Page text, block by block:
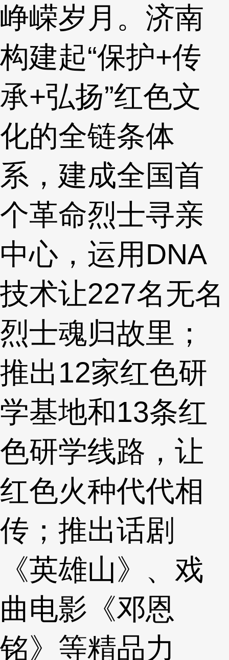
峥嵘岁月。济南
构建起“保护+传
承+弘扬”红色文
化的全链条体
系，建成全国首
个革命烈士寻亲
中心，运用DNA
技术让227名无名
烈士魂归故里；
推出12家红色研
学基地和13条红
色研学线路，让
红色火种代代相
传；推出话剧
《英雄山》、戏
曲电影《邓恩
铭》等精品力